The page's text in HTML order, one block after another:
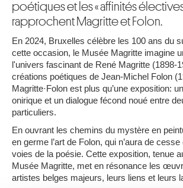
poétiques et les « affinités
rapprochent Magritte et Folon.
En 2024, Bruxelles célèbre les 100 ans du
cette occasion, le Musée Magritte imagine
l'univers fascinant de René Magritte (1898-
créations poétiques de Jean-Michel Folon
Magritte·Folon est plus qu’une exposition:
onirique et un dialogue fécond noué entre
particuliers.
En ouvrant les chemins du mystère en
en germe l’art de Folon, qui n’aura de cesse
voies de la poésie. Cette exposition, tenue
Musée Magritte, met en résonance les
artistes belges majeurs, leurs liens et leurs